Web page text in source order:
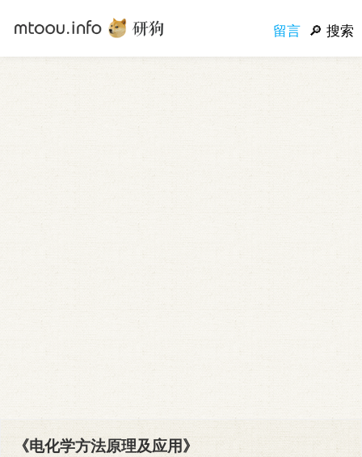
留言 搜索
《电化学方法原理及应用》